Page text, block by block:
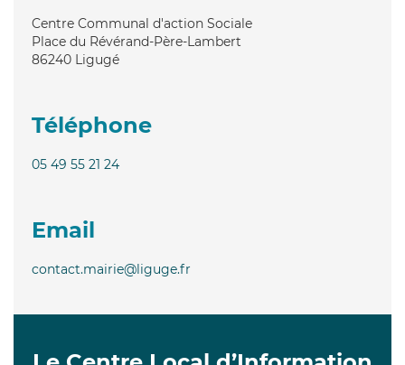
Centre Communal d'action Sociale
Place du Révérand-Père-Lambert
86240 Ligugé
Téléphone
05 49 55 21 24
Email
contact.mairie@liguge.fr